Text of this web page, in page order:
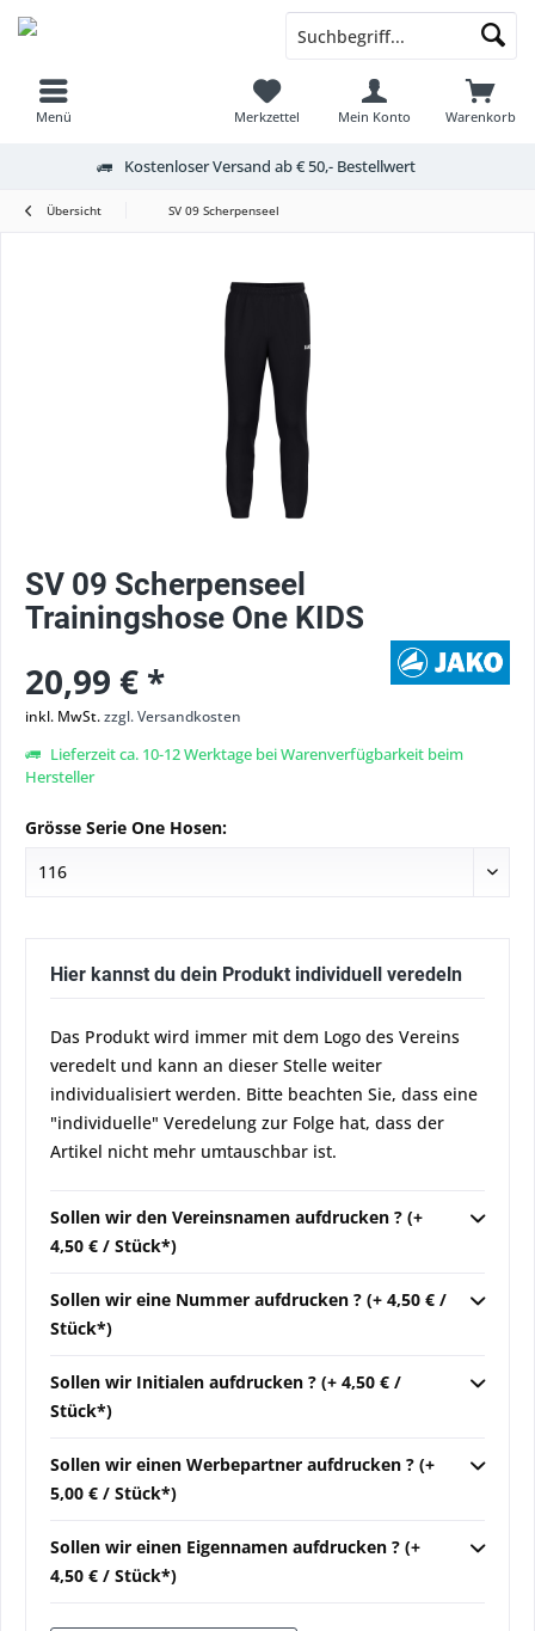
Menü Warenkorb
Merkzettel Mein Konto
Kostenloser Versand ab € 50,- Bestellwert
Übersicht SV 09 Scherpenseel
SV 09 Scherpenseel
Trainingshose One KIDS
20,99 € *
inkl. MwSt.zzgl. Versandkosten
Lieferzeit ca. 10-12 Werktage bei Warenverfügbarkeit beim
Hersteller
Grösse Serie One Hosen:
Hier kannst du dein Produkt individuell veredeln
Das Produkt wird immer mit dem Logo des Vereins
veredelt und kann an dieser Stelle weiter
individualisiert werden. Bitte beachten Sie, dass eine
"individuelle" Veredelung zur Folge hat, dass der
Artikel nicht mehr umtauschbar ist.
Sollen wir den Vereinsnamen aufdrucken ? (+
4,50 € / Stück*)
Sollen wir eine Nummer aufdrucken ? (+ 4,50 € /
Stück*)
Sollen wir Initialen aufdrucken ? (+ 4,50 € /
Stück*)
Sollen wir einen Werbepartner aufdrucken ? (+
5,00 € / Stück*)
Sollen wir einen Eigennamen aufdrucken ? (+
4,50 € / Stück*)